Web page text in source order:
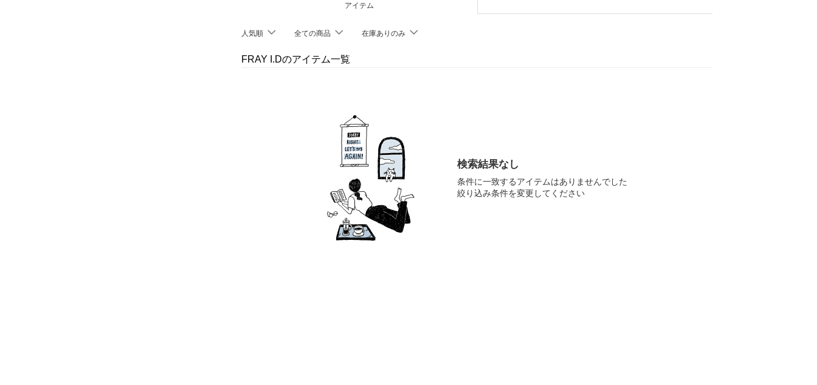
アイテム
人気順 全ての商品 在庫ありのみ
FRAY I.Dのアイテム一覧
検索結果なし
条件に一致するアイテムはありませんでした
絞り込み条件を変更してください